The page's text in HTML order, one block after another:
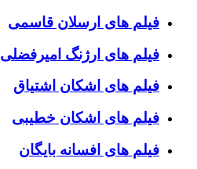
فیلم های ارسلان قاسمی
فیلم های ارژنگ امیرفضلی
فیلم های اشکان اشتیاق
فیلم های اشکان خطیبی
فیلم های افسانه بایگان